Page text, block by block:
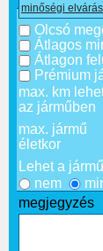
minőségi
Olcsó
Átlagos
Átlagon
Prémium
max. km
az járműben
max. jármű
életkor
Lehet a
nem
megjegyzés